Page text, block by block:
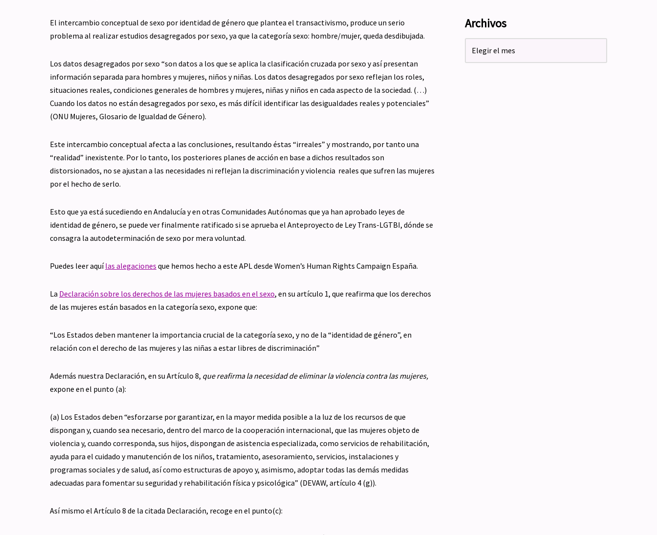
El intercambio conceptual de sexo por identidad de género que plantea el transactivismo, produce un serio
problema al realizar estudios desagregados por sexo, ya que la categoría sexo: hombre/mujer, queda desdibujada.
Los datos desagregados por sexo “son datos a los que se aplica la clasificación cruzada por sexo y así presentan
información separada para hombres y mujeres, niños y niñas. Los datos desagregados por sexo reflejan los roles,
situaciones reales, condiciones generales de hombres y mujeres, niñas y niños en cada aspecto de la sociedad. (…)
Cuando los datos no están desagregados por sexo, es más difícil identificar las desigualdades reales y potenciales”
(ONU Mujeres, Glosario de Igualdad de Género).
Este intercambio conceptual afecta a las conclusiones, resultando éstas “irreales” y mostrando, por tanto una
“realidad” inexistente. Por lo tanto, los posteriores planes de acción en base a dichos resultados son
distorsionados, no se ajustan a las necesidades ni reflejan la discriminación y violencia reales que sufren las mujeres
por el hecho de serlo.
Esto que ya está sucediendo en Andalucía y en otras Comunidades Autónomas que ya han aprobado leyes de
identidad de género, se puede ver finalmente ratificado si se aprueba el Anteproyecto de Ley Trans-LGTBI, dónde se
consagra la autodeterminación de sexo por mera voluntad.
Puedes leer aquílas alegaciones que hemos hecho a este APL desde Women’s Human Rights Campaign España.
La Declaración sobre los derechos de las mujeres basados en el sexo, en su artículo 1, que reafirma que los derechos
de las mujeres están basados en la categoría sexo, expone que:
“Los Estados deben mantener la importancia crucial de la categoría sexo, y no de la “identidad de género”, en
relación con el derecho de las mujeres y las niñas a estar libres de discriminación”
Además nuestra Declaración, en su Artículo 8, que reafirma la necesidad de eliminar la violencia contra las mujeres,
expone en el punto (a):
(a) Los Estados deben “esforzarse por garantizar, en la mayor medida posible a la luz de los recursos de que
dispongan y, cuando sea necesario, dentro del marco de la cooperación internacional, que las mujeres objeto de
violencia y, cuando corresponda, sus hijos, dispongan de asistencia especializada, como servicios de rehabilitación,
ayuda para el cuidado y manutención de los niños, tratamiento, asesoramiento, servicios, instalaciones y
programas sociales y de salud, así como estructuras de apoyo y, asimismo, adoptar todas las demás medidas
adecuadas para fomentar su seguridad y rehabilitación física y psicológica” (DEVAW, artículo 4 (g)).
Así mismo el Artículo 8 de la citada Declaración, recoge en el punto(c):
Archivos